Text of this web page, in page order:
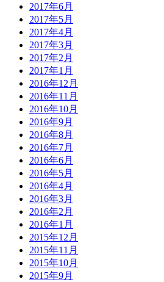
2017年6月
2017年5月
2017年4月
2017年3月
2017年2月
2017年1月
2016年12月
2016年11月
2016年10月
2016年9月
2016年8月
2016年7月
2016年6月
2016年5月
2016年4月
2016年3月
2016年2月
2016年1月
2015年12月
2015年11月
2015年10月
2015年9月